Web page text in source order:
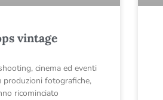
vintage
cinema ed eventi
fotografiche,
ricominciato